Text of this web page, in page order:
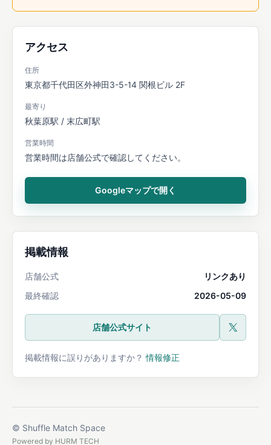
アクセス
住所
東京都千代田区外神田3-5-14 関根ビル 2F
最寄り
秋葉原駅 / 末広町駅
営業時間
営業時間は店舗公式で確認してください。
Googleマップで開く
掲載情報
店舗公式
リンクあり
最終確認
2026-05-09
店舗公式サイト 公式X
掲載情報に誤りがありますか？情報修正
© Shuffle Match Space
Powered by HURM TECH